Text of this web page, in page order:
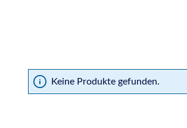
Keine Produkte gefunden.